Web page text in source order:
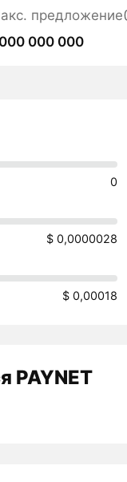
предложение
000 000
0
$ 0,0000028
$ 0,00018
PAYNET